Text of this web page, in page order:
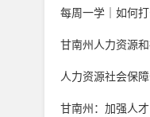
每周一学｜如何
甘南州人力资源
人力资源社会保
甘南州：加强人